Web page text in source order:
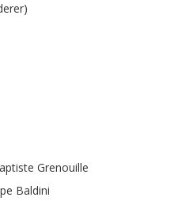
Grenouille
Baldini